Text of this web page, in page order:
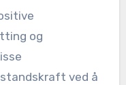
og
ved å